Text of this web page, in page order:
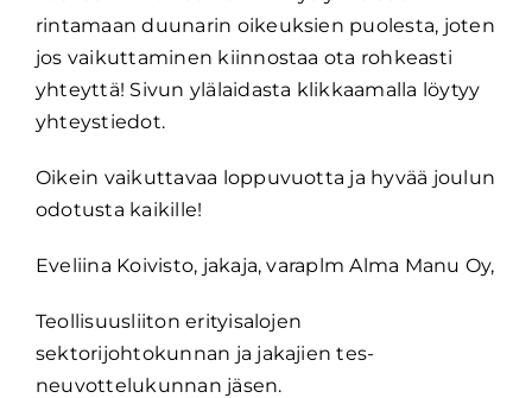
rintamaan duunarin oikeuksien puolesta, joten
jos vaikuttaminen kiinnostaa ota rohkeasti
yhteyttä! Sivun ylälaidasta klikkaamalla löytyy
yhteystiedot.
Oikein vaikuttavaa loppuvuotta ja hyvää joulun
odotusta kaikille!
Eveliina Koivisto, jakaja, varaplm Alma Manu Oy,
Teollisuusliiton erityisalojen
sektorijohtokunnan ja jakajien tes-
neuvottelukunnan jäsen.